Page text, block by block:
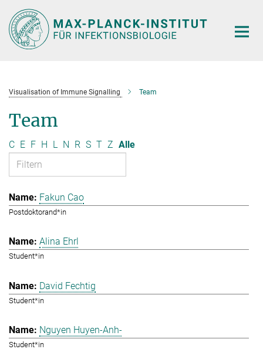
Hauptinhalt
Visualisation of Immune Signalling Team
Team
C E F H L N R S T Z Alle
Fakun Cao
Postdoktorand*in
Alina Ehrl
Student*in
David Fechtig
Student*in
Nguyen Huyen-Anh-
Student*in